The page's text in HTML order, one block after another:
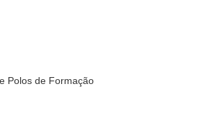
Polos de Formação